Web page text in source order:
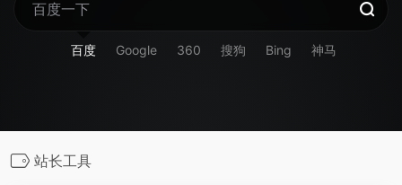
百度 Google 360 搜狗 Bing 神马
站长工具